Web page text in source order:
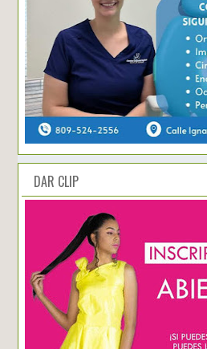
DAR CLIP